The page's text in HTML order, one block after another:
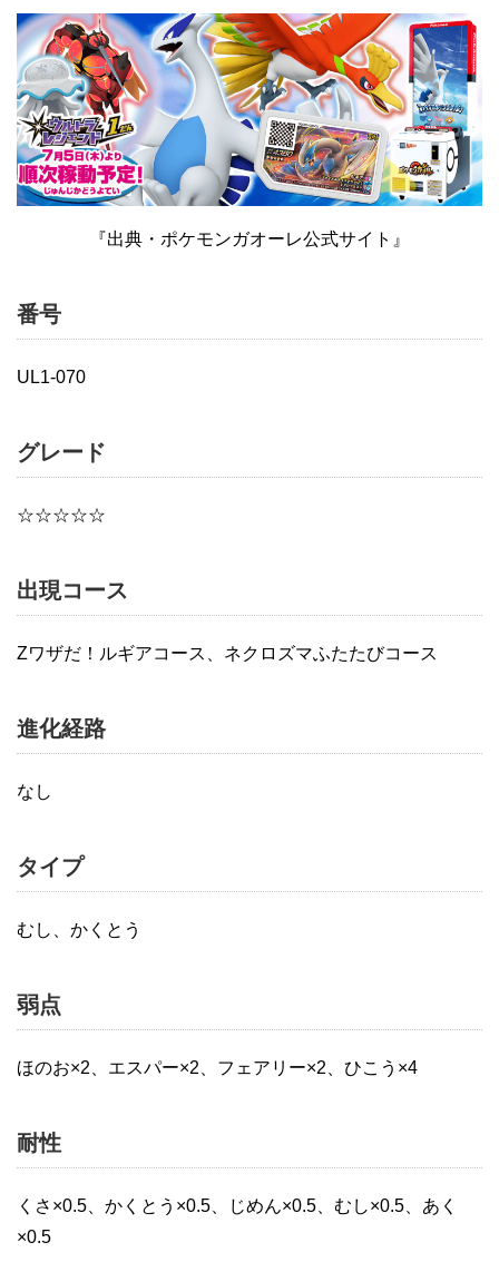
『出典・ポケモンガオーレ公式サイト』
番号
UL1-070
グレード
☆☆☆☆☆
出現コース
Zワザだ！ルギアコース、ネクロズマふたたびコース
進化経路
なし
タイプ
むし、かくとう
弱点
ほのお×2、エスパー×2、フェアリー×2、ひこう×4
耐性
くさ×0.5、かくとう×0.5、じめん×0.5、むし×0.5、あく
×0.5